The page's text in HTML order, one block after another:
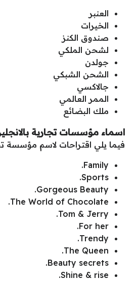
العنبر
الخيرات
صندوق الكنز
لشحن الملكي
جولدن
الشحن الشبكي
جالاكسي
الممر العالمي
ملك البضائع
اسماء مؤسسات تجارية
فيما يلي اقتراحات لاسم مؤسسة
Family.
Sports.
Gorgeous Beauty.
The World of Chocolate.
Tom & Jerry.
For her.
Trendy.
The Queen.
Beauty secrets.
Shine & rise.